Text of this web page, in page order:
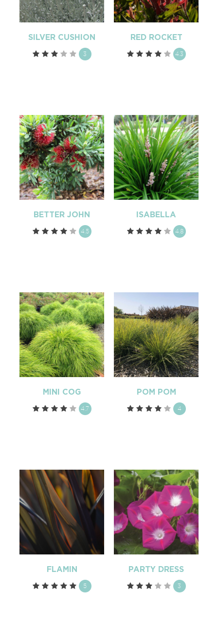
SILVER CUSHION
3
RED ROCKET
4.3
BETTER JOHN
4.5
ISABELLA
4.8
MINI COG
4.7
POM POM
4
FLAMIN
5
PARTY DRESS
3